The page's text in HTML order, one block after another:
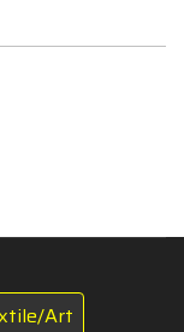
Art